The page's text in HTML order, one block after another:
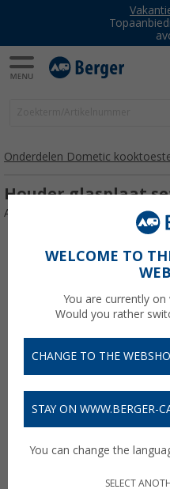
Onderdelen Dometic
Houder glasplaat
Artikelnr: 114163
WELCOME TO
You are currently on
Would you rather
CHANGE TO THE
STAY ON WWW.BERGER-
You can change the
SELECT